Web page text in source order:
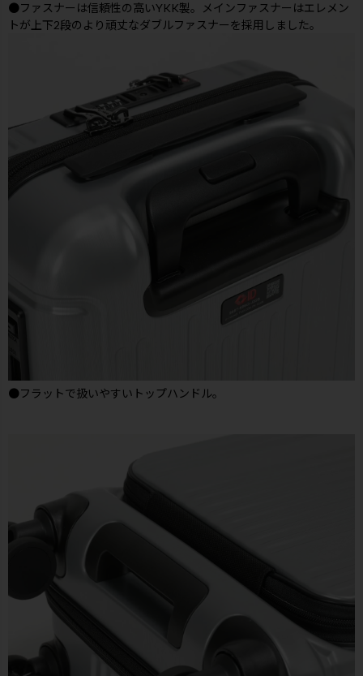
●ファスナーは信頼性の高いYKK製。メインファスナーはエレメン
トが上下2段のより頑丈なダブルファスナーを採用しました。
●フラットで扱いやすいトップハンドル。